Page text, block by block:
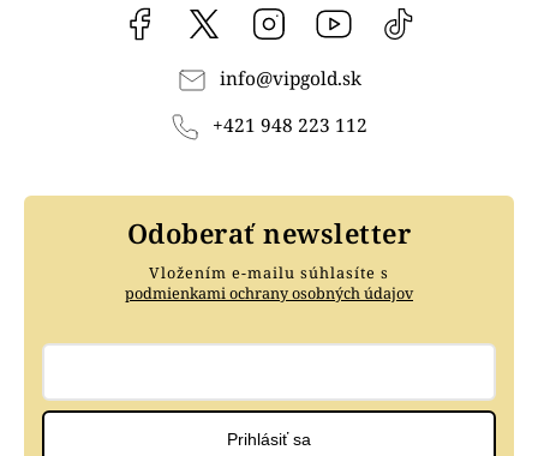
Facebook vipgoldsk Instagram YouTube
info@vipgold.sk
+421 948 223 112
Odoberať newsletter
Vložením e-mailu súhlasíte s
podmienkami ochrany osobných údajov
Prihlásiť sa